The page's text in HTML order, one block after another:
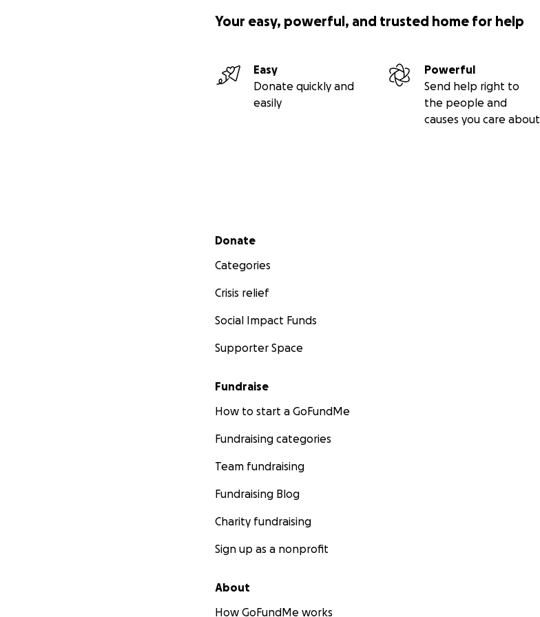
Your easy, powerful, and trusted home for help
Easy
Donate quickly and
easily
Powerful
Send help right to
the people and
causes you care about
Secondary menu
Donate
Categories
Crisis relief
Social Impact Funds
Supporter Space
Fundraise
How to start a GoFundMe
Fundraising categories
Team fundraising
Fundraising Blog
Charity fundraising
Sign up as a nonprofit
About
How GoFundMe works